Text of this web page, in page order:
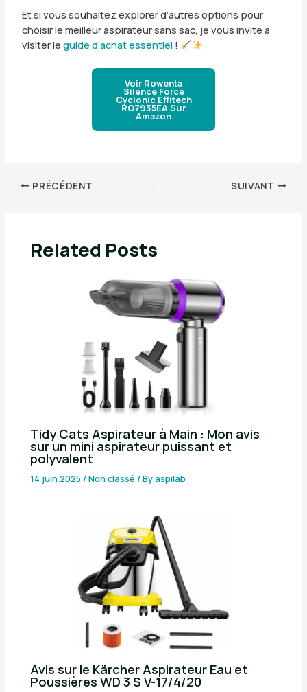
Et si vous souhaitez explorer d’autres options pour
choisir le meilleur aspirateur sans sac, je vous invite à
visiter le guide d’achat essentiel!
Voir Rowenta
Silence Force
Cyclonic Effitech
RO7935EA Sur
Amazon
PRÉCÉDENT SUIVANT
Related Posts
Tidy Cats Aspirateur à Main : Mon avis
sur un mini aspirateur puissant et
polyvalent
14 juin 2025/Non classé / Byaspilab
Avis sur le Kärcher Aspirateur Eau et
Poussières WD 3 S V-17/4/20